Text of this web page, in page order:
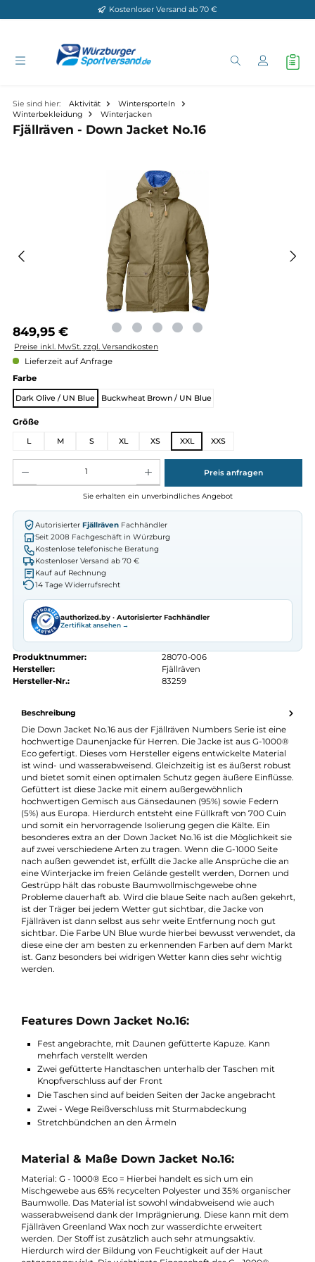
Zum Hauptinhalt springenKostenloser Versand ab 70 €
Sie sind hier: Aktivität
Wintersporteln
Winterbekleidung
Winterjacken
Bildergalerie überspringen
Regulärer Preis:
849,95 €
Lieferzeit auf Anfrage
Farbe
Dark Olive / UN Blue Buckwheat Brown / UN Blue
auswählen
XS XXL XXS
Produkt Anzahl: Gib den gewünschten Wert ein oder benutze die Schaltflächen um die
Sie erhalten ein unverbindliches Angebot
AutorisierterFjällräven
Kostenlose telefonische Beratung
Kostenloser Versand ab 70 €
Kauf auf Rechnung
14 Tage Widerrufsrecht
authorized.by · Autorisierter Fachhändler
Produktnummer:
28070-006
Hersteller:
Fjällräven
Hersteller-Nr.:
83259
Beschreibung
Die Down Jacket No.16 aus der Fjällräven Numbers Serie ist
hochwertige Daunenjacke für Herren. Die Jacke ist aus G-
Eco gefertigt. Dieses vom Hersteller eigens entwickelte
ist wind- und wasserabweisend. Gleichzeitig ist es äußerst
und bietet somit einen optimalen Schutz gegen äußere
Gefüttert ist diese Jacke mit einem außergewöhnlich
hochwertigen Gemisch aus Gänsedaunen (95%) sowie Federn
(5%) aus Europa. Hierdurch entsteht eine Füllkraft von 700
und somit ein hervorragende Isolierung gegen die Kälte. Ein
besonderes extra an der Down Jacket No.16 ist die Möglichkeit
auf zwei verschiedene Arten zu tragen. Wenn die G-1000 Seite
nach außen gewendet ist, erfüllt die Jacke alle Ansprüche die
eine Winterjacke im freien Gelände gestellt werden, Dornen
Fjällräven ist dann selbst aus sehr weite Entfernung noch gut
diese eine der am besten zu erkennenden Farben auf dem
ist. Ganz besonders bei widrigen Wetter kann dies sehr wichtig
werden.
Fest angebrachte, mit Daunen gefütterte Kapuze. Kann
Zwei gefütterte Handtaschen unterhalb der Taschen mit
Knopfverschluss auf der Front
Die Taschen sind auf beiden Seiten der Jacke angebracht
Zwei - Wege Reißverschluss mit Sturmabdeckung
Stretchbündchen an den Ärmeln